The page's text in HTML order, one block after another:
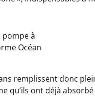
à
Océan
remplissent donc
ont déjà absorbé